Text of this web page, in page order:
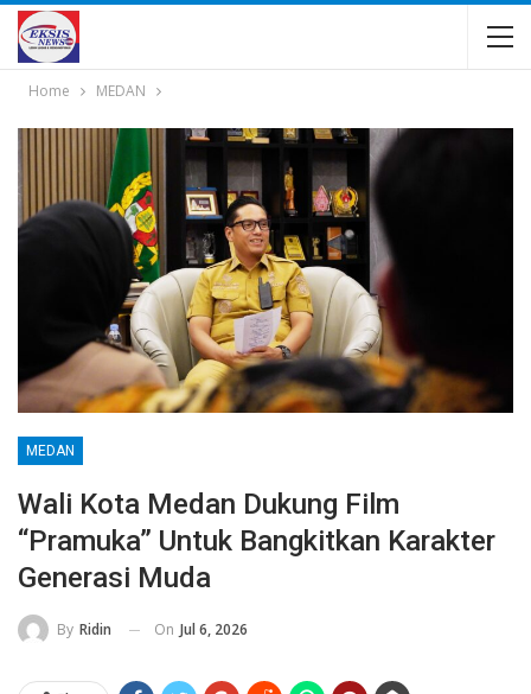
Home MEDAN
MEDAN
Wali Kota Medan Dukung Film
“Pramuka” Untuk Bangkitkan Karakter
Generasi Muda
By Ridin On Jul 6, 2026